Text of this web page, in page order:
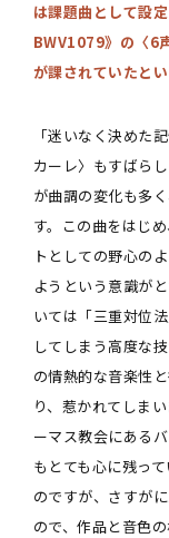
は課題曲として設
BWV1079》の〈6
が課されていたとい
「迷いなく決めた
カーレ〉もすばら
が曲調の変化も多
す。この曲をはじ
トとしての野心の
ようという意識が
いては「三重対位
してしまう高度な
の情熱的な音楽性
り、惹かれてしま
ーマス教会にある
もとても心に残っ
のですが、さすが
ので、作品と音色